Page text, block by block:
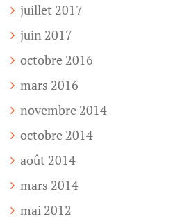
juillet 2017
juin 2017
octobre 2016
mars 2016
novembre 2014
octobre 2014
août 2014
mars 2014
mai 2012